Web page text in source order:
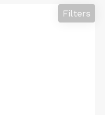
Filters